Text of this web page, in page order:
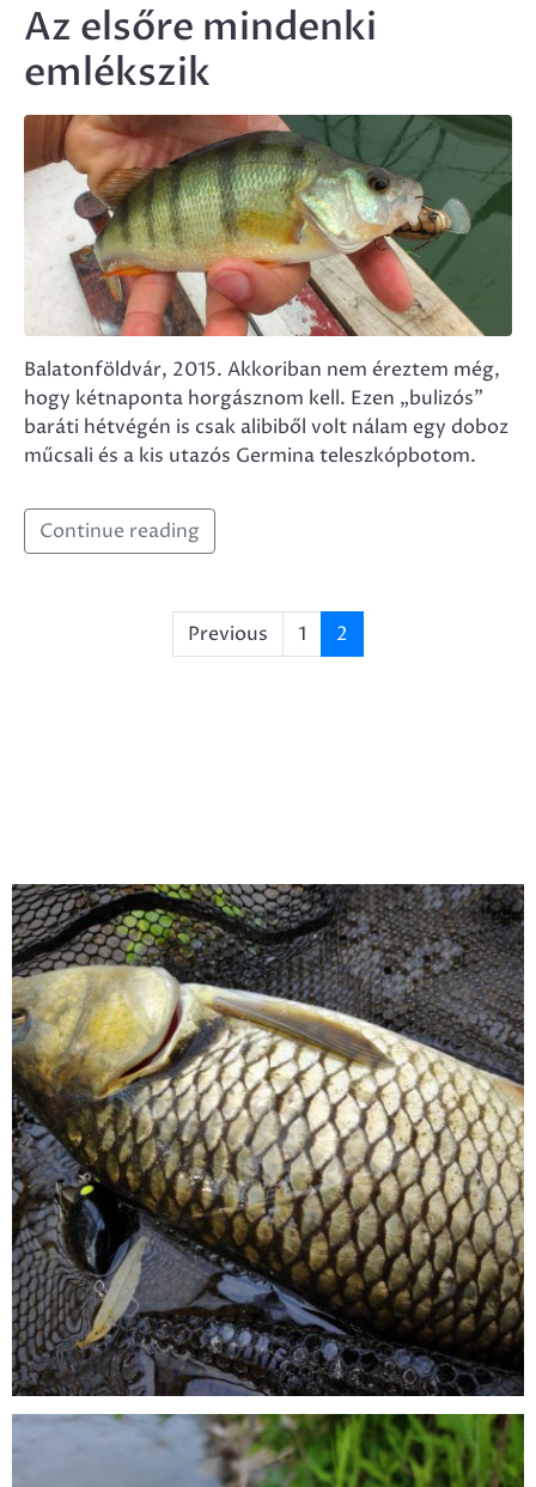
Az elsőre mindenki
emlékszik
Balatonföldvár, 2015. Akkoriban nem éreztem még,
hogy kétnaponta horgásznom kell. Ezen „bulizós”
baráti hétvégén is csak alibiből volt nálam egy doboz
műcsali és a kis utazós Germina teleszkópbotom.
Continue reading
Previous 1 2